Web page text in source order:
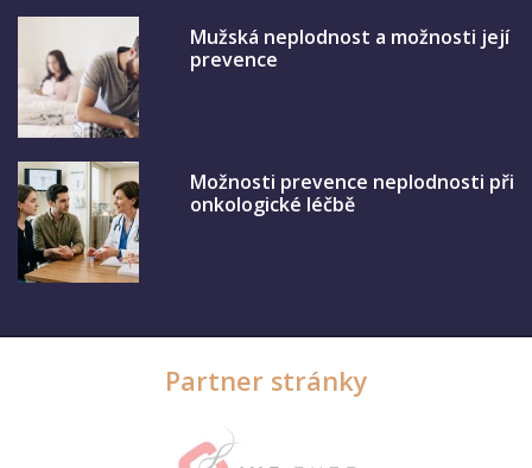
Mužská neplodnost a možnosti její
prevence
Možnosti prevence neplodnosti při
onkologické léčbě
Partner stránky